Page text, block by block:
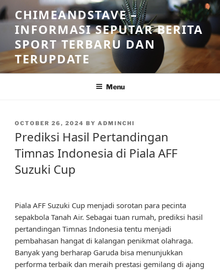
Skip
to
content
CHIMEANDSTAVE –
INFORMASI SEPUTAR BERITA
SPORT TERBARU DAN
TERUPDATE
Menu
POSTED
OCTOBER 26, 2024 BY ADMINCHI
Prediksi Hasil Pertandingan
Timnas Indonesia di Piala AFF
Suzuki Cup
Piala AFF Suzuki Cup menjadi sorotan para pecinta
sepakbola Tanah Air. Sebagai tuan rumah, prediksi hasil
pertandingan Timnas Indonesia tentu menjadi
pembahasan hangat di kalangan penikmat olahraga.
Banyak yang berharap Garuda bisa menunjukkan
performa terbaik dan meraih prestasi gemilang di ajang